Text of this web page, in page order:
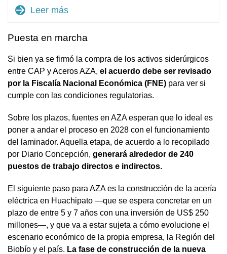
arrow_forward Leer más
Puesta en marcha
Si bien ya se firmó la compra de los activos siderúrgicos
entre CAP y Aceros AZA, el acuerdo debe ser revisado
por la Fiscalía Nacional Económica (FNE) para ver si
cumple con las condiciones regulatorias.
Sobre los plazos, fuentes en AZA esperan que lo ideal es
poner a andar el proceso en 2028 con el funcionamiento
del laminador. Aquella etapa, de acuerdo a lo recopilado
por Diario Concepción, generará alrededor de 240
puestos de trabajo directos e indirectos.
El siguiente paso para AZA es la construcción de la acería
eléctrica en Huachipato —que se espera concretar en un
plazo de entre 5 y 7 años con una inversión de US$ 250
millones—, y que va a estar sujeta a cómo evolucione el
escenario económico de la propia empresa, la Región del
Biobío y el país. La fase de construcción de la nueva